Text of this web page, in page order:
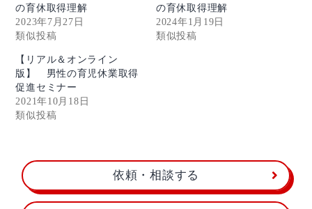
の育休取得理解
2023年7月27日
類似投稿
の育休取得理解
2024年1月19日
類似投稿
【リアル＆オンライン
版】 男性の育児休業取得
促進セミナー
2021年10月18日
類似投稿
依頼・相談する